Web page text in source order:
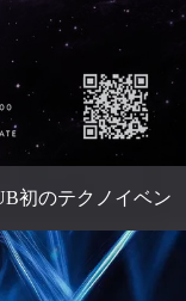
初のテクノイベン